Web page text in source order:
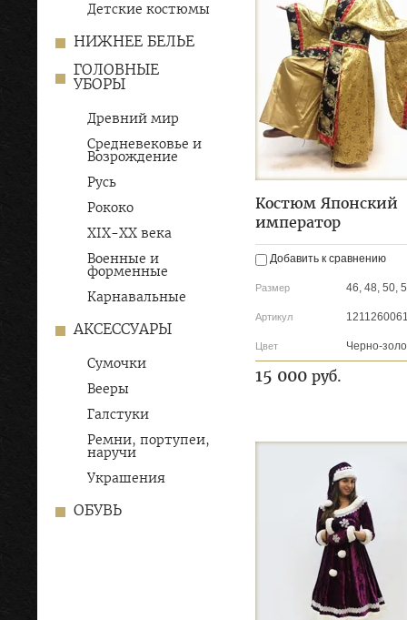
Детские костюмы
НИЖНЕЕ БЕЛЬЕ
ГОЛОВНЫЕ
УБОРЫ
Древний мир
Средневековье и
Возрождение
Русь
Рококо
XIX-ХХ века
Военные и
форменные
Карнавальные
АКСЕССУАРЫ
Сумочки
Вееры
Галстуки
Ремни, портупеи,
наручи
Украшения
ОБУВЬ
Костюм Японский
император
Добавить к сравнению
Размер 46, 48, 50,
Артикул
Цвет Черно-
15 000 руб.